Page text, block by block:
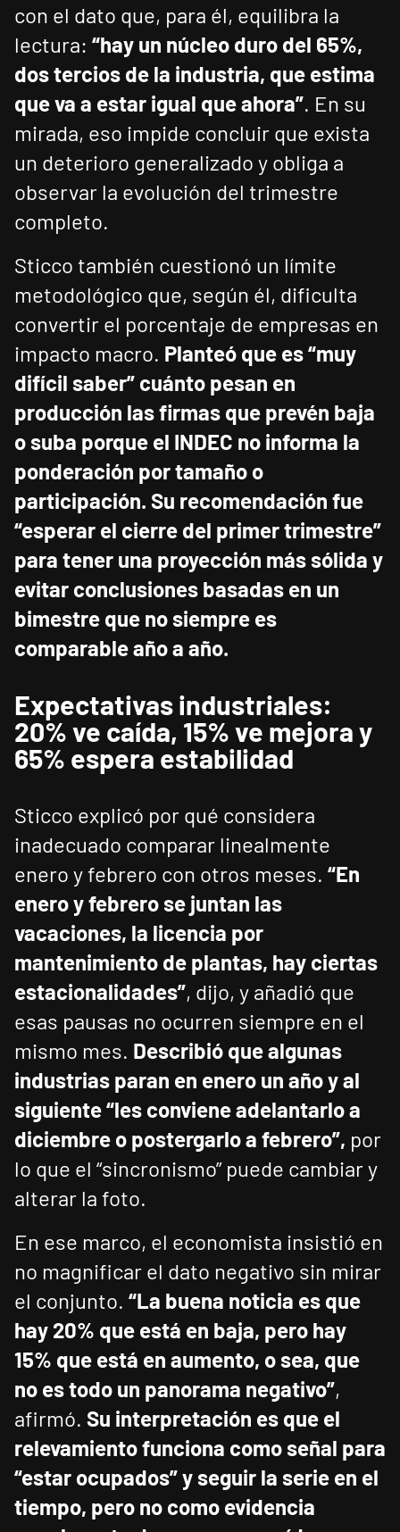
con el dato que, para él, equilibra la
lectura: “hay un núcleo duro del 65%,
dos tercios de la industria, que estima
que va a estar igual que ahora”. En su
mirada, eso impide concluir que exista
un deterioro generalizado y obliga a
observar la evolución del trimestre
completo.
Sticco también cuestionó un límite
metodológico que, según él, dificulta
convertir el porcentaje de empresas en
impacto macro. Planteó que es “muy
difícil saber” cuánto pesan en
producción las firmas que prevén baja
o suba porque el INDEC no informa la
ponderación por tamaño o
participación. Su recomendación fue
“esperar el cierre del primer trimestre”
para tener una proyección más sólida y
evitar conclusiones basadas en un
bimestre que no siempre es
comparable año a año.
Expectativas industriales:
20% ve caída, 15% ve mejora y
65% espera estabilidad
Sticco explicó por qué considera
inadecuado comparar linealmente
enero y febrero con otros meses. “En
enero y febrero se juntan las
vacaciones, la licencia por
mantenimiento de plantas, hay ciertas
estacionalidades”, dijo, y añadió que
esas pausas no ocurren siempre en el
mismo mes. Describió que algunas
industrias paran en enero un año y al
siguiente “les conviene adelantarlo a
diciembre o postergarlo a febrero”, por
lo que el “sincronismo” puede cambiar y
alterar la foto.
En ese marco, el economista insistió en
no magnificar el dato negativo sin mirar
el conjunto. “La buena noticia es que
hay 20% que está en baja, pero hay
15% que está en aumento, o sea, que
no es todo un panorama negativo”,
afirmó. Su interpretación es que el
relevamiento funciona como señal para
“estar ocupados” y seguir la serie en el
tiempo, pero no como evidencia